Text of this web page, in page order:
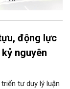
động lực
nguyên
tư duy lý luận